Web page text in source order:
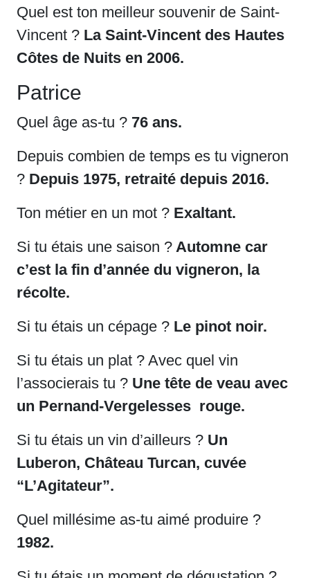
Quel est ton meilleur souvenir de Saint-
Vincent ? La Saint-Vincent des Hautes
Côtes de Nuits en 2006.
Patrice
Quel âge as-tu ? 76 ans.
Depuis combien de temps es tu vigneron
? Depuis 1975, retraité depuis 2016.
Ton métier en un mot ? Exaltant.
Si tu étais une saison ? Automne car
c’est la fin d’année du vigneron, la
récolte.
Si tu étais un cépage ? Le pinot noir.
Si tu étais un plat ? Avec quel vin
l’associerais tu ? Une tête de veau avec
un Pernand-Vergelesses rouge.
Si tu étais un vin d’ailleurs ? Un
Luberon, Château Turcan, cuvée
“L’Agitateur”.
Quel millésime as-tu aimé produire ?
1982.